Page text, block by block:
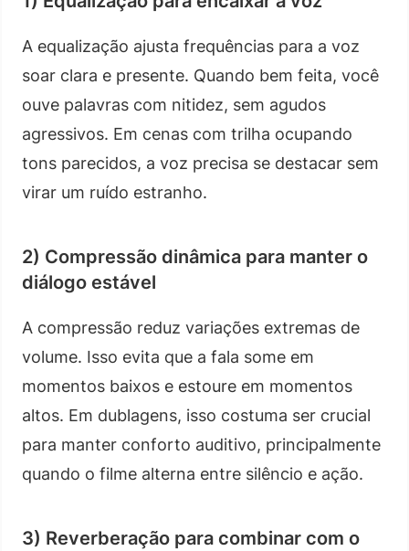
A equalização ajusta frequências para a voz
soar clara e presente. Quando bem feita, você
ouve palavras com nitidez, sem agudos
agressivos. Em cenas com trilha ocupando
tons parecidos, a voz precisa se destacar sem
virar um ruído estranho.
2) Compressão dinâmica para manter o
diálogo estável
A compressão reduz variações extremas de
volume. Isso evita que a fala some em
momentos baixos e estoure em momentos
altos. Em dublagens, isso costuma ser crucial
para manter conforto auditivo, principalmente
quando o filme alterna entre silêncio e ação.
3) Reverberação para combinar com o